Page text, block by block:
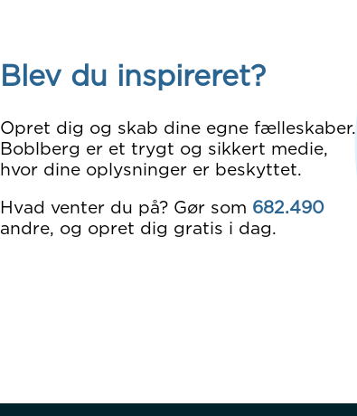
Blev du inspireret?
Opret dig og skab dine egne fælleskaber.
Boblberg er et trygt og sikkert medie,
hvor dine oplysninger er beskyttet.
Hvad venter du på? Gør som 682.490
andre, og opret dig gratis i dag.